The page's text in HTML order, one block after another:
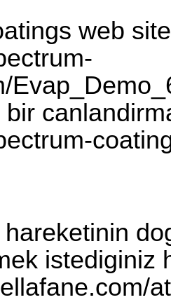
web
istediginiz